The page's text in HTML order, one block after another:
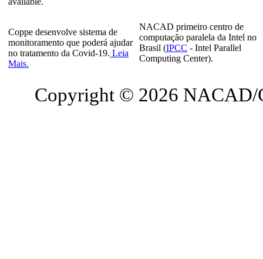
Coppe desenvolve sistema de
monitoramento que poderá ajudar
no tratamento da Covid-19. Leia
Mais.
NACAD primeiro centro de
computação paralela da Intel no
Brasil (IPCC - Intel Parallel
Computing Center).
Copyright © 2026 NACAD/